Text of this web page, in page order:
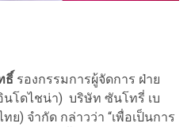
ธิ์ รองกรรมการผู้จัดการ ฝ่าย
นโดไชน่า) บริษัท ซันโทรี่ เบ
ย) จำกัด กล่าวว่า “เพื่อเป็นการ